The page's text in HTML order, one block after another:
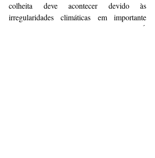
colheita deve acontecer devido às
irregularidades climáticas em importante
período de floração nas lavouras. "É